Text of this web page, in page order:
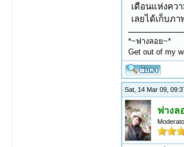
เดือนแห่งคว
เลยได้เก็บภ
*~ฟางลอย~*
Get out of my
Sat, 14 Mar 09,
ฟางล